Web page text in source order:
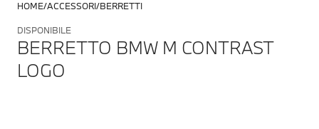
HOME ACCESSORI BERRETTI
DISPONIBILE
BERRETTO BMW M CONTRAST
LOGO